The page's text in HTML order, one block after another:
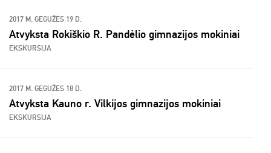
2017 M. GEGUŽĖS 19 D.
Atvyksta Rokiškio R. Pandėlio gimnazijos mokiniai
EKSKURSIJA
2017 M. GEGUŽĖS 18 D.
Atvyksta Kauno r. Vilkijos gimnazijos mokiniai
EKSKURSIJA